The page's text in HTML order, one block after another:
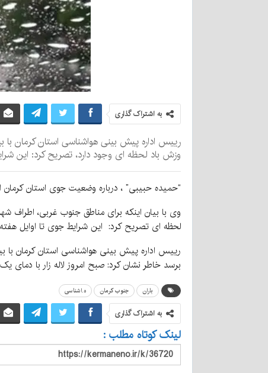
به اشتراک گذاری
رییس اداره پیش بینی هواشناسی استان کرمان با
وزش باد لحظه ای وجود دارد، تصریح کرد: این
“حمیده حبیبی” ، درباره وضعیت جوی استان
وی با بیان اینکه برای مناطق جنوب غربی، اطراف
لحظه ای تصریح کرد: این شرایط جوی تا اوایل هفته
برسد خاطر نشان کرد: صبح امروز لاله زار با دمای یک درجه خنک
باران جنوب کرمان ه.اشناسی
به اشتراک گذاری
لینک کوتاه مطلب :